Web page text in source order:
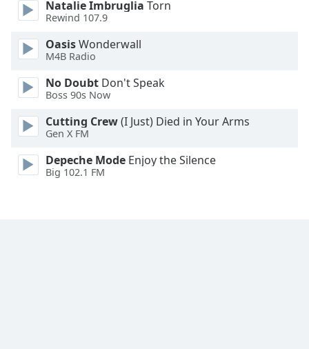
Close
Modal
Dialog
End
window.
Natalie Imbruglia Torn
Rewind 107.9
OasisWonderwall
M4B Radio
No Doubt Don't Speak
Boss 90s Now
Cutting Crew(I Just) Died in Your Arms
Gen X FM
Depeche Mode Enjoy the Silence
Big 102.1 FM